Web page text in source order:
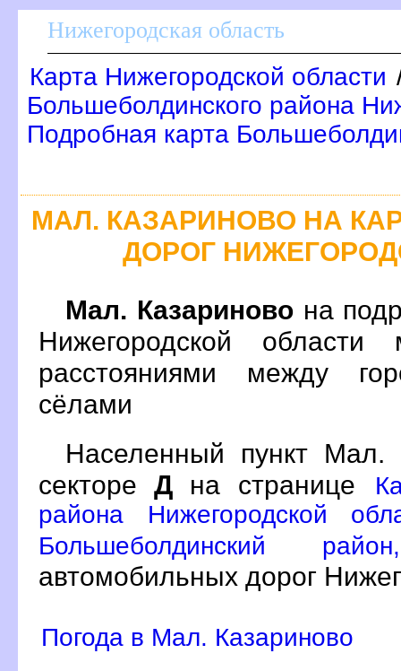
Нижегородская область
Карта Нижегородской области
Большеболдинского района
Подробная карта
МАЛ. КАЗАРИНОВО НА
ДОРОГ
Мал. Казариновона
Нижегородской
расстояниями между
сёлами
Населенный пункт
сектореД на странице
района Нижегородской
Большеболдинский
автомобильных дорог
Погода в Мал. Казариново